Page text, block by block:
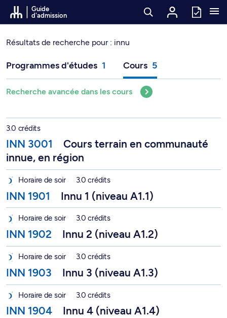
Passer au contenu
Guide
d'admission
Résultats de recherche pour : innu
Programmes d'études 1 Cours 5
Recherche avancée dans les cours
3.0 crédits
INN 3001
Cours terrain en communauté
innue, en région
Horaire de soir 3.0 crédits
INN 1901 Innu 1 (niveau A1.1)
Horaire de soir 3.0 crédits
INN 1902 Innu 2 (niveau A1.2)
Innu 3 (niveau A1.3) - INN 1903
Horaire de soir 3.0 crédits
INN 1903 Innu 3 (niveau A1.3)
Horaire de soir 3.0 crédits
INN 1904 Innu 4 (niveau A1.4)